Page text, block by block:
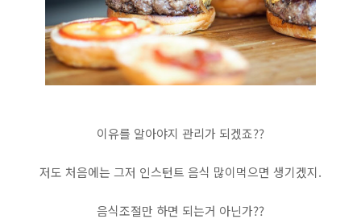
이유를 알아야지 관리가 되겠죠??
저도 처음에는 그저 인스턴트 음식 많이먹으면 생기겠지.
음식조절만 하면 되는거 아닌가??